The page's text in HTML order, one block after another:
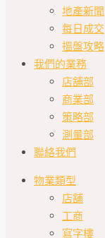
地產新聞
每日成交
搵盤攻略
我們的業務
店舖部
商業部
策略部
測量部
聯絡我們
物業類型
店舖
工商
寫字樓